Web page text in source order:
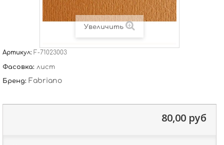
Увеличить
Артикул: F-71023003
Фасовка: лист
Бренд: Fabriano
80,00 руб